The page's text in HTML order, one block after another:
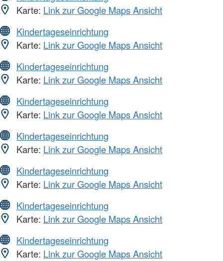
Karte: Link zur Google Maps Ansicht
Kindertageseinrichtung
Karte: Link zur Google Maps Ansicht
Kindertageseinrichtung
Karte: Link zur Google Maps Ansicht
Kindertageseinrichtung
Karte: Link zur Google Maps Ansicht
Kindertageseinrichtung
Karte: Link zur Google Maps Ansicht
Kindertageseinrichtung
Karte: Link zur Google Maps Ansicht
Kindertageseinrichtung
Karte: Link zur Google Maps Ansicht
Kindertageseinrichtung
Karte: Link zur Google Maps Ansicht